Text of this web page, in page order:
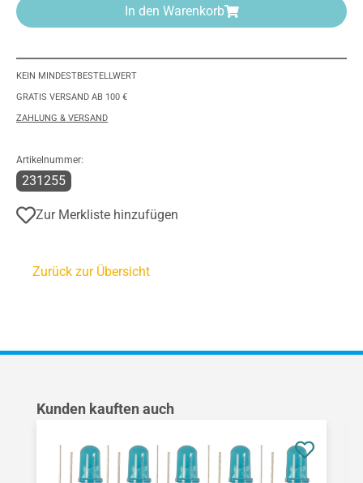
In den Warenkorb
KEIN MINDESTBESTELLWERT
GRATIS VERSAND AB 100 €
ZAHLUNG & VERSAND
Artikelnummer:
231255
Zur Merkliste hinzufügen
Zurück zur Übersicht
Produktgalerie überspringen
Kunden kauften auch